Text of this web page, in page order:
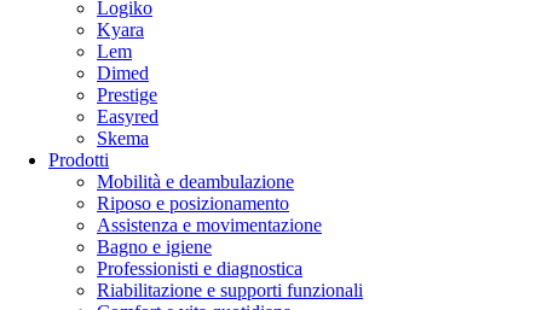
Logiko
Kyara
Lem
Dimed
Prestige
Easyred
Skema
Prodotti
Mobilità e deambulazione
Riposo e posizionamento
Assistenza e movimentazione
Bagno e igiene
Professionisti e diagnostica
Riabilitazione e supporti funzionali